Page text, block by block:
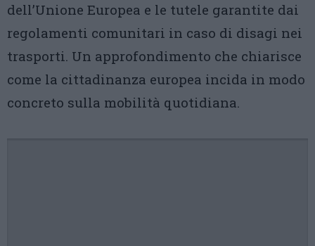
dell’Unione Europea e le tutele garantite dai
regolamenti comunitari in caso di disagi nei
trasporti. Un approfondimento che chiarisce
come la cittadinanza europea incida in modo
concreto sulla mobilità quotidiana.